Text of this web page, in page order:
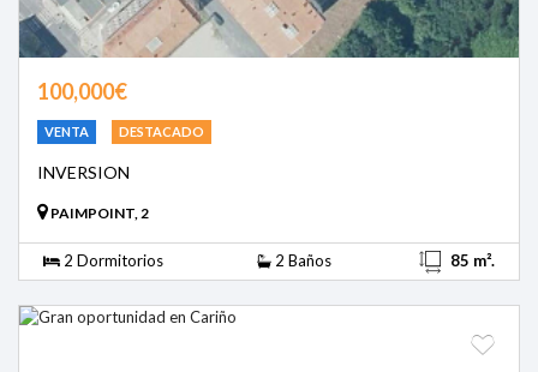
100,000€
VENTA DESTACADO
INVERSION
PAIMPOINT, 2
2 Dormitorios 2 Baños 85 m².